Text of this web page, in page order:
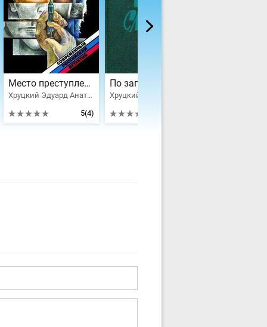
Место преступления - Москва
Хруцкий Эдуард Анатольевич
5(4)